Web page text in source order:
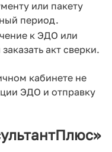
или пакету
период.
к ЭДО или
акт сверки.
кабинете не
ЭДО и отправку